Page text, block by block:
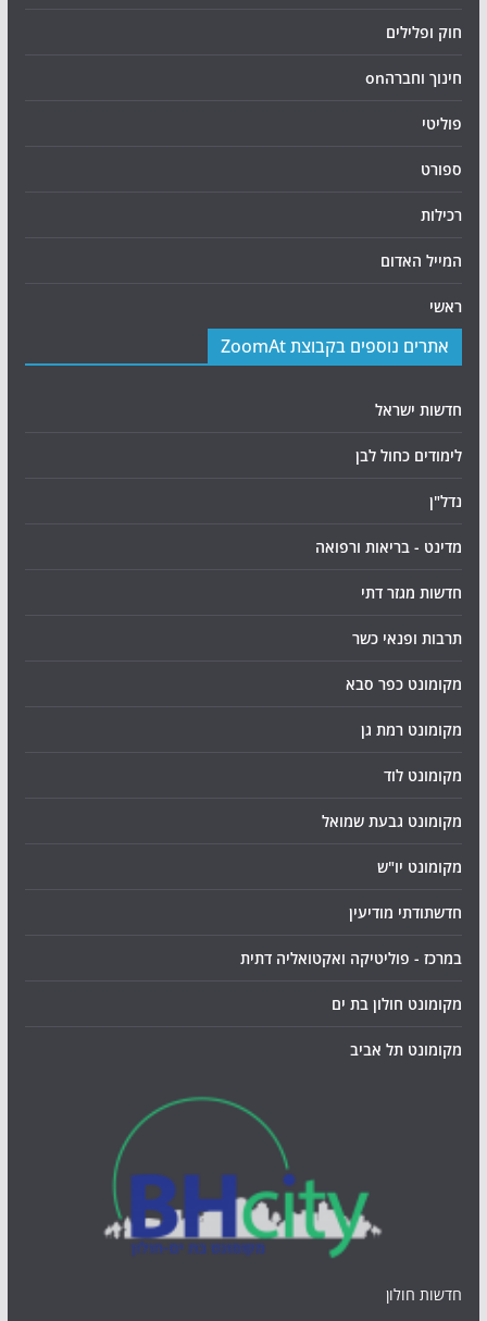
חוק ופלילים
חינוך וחברהon
פוליטי
ספורט
רכילות
המייל האדום
ראשי
אתרים נוספים בקבוצת ZoomAt
חדשות ישראל
לימודים כחול לבן
נדל"ן
מדינט - בריאות ורפואה
חדשות מגזר דתי
תרבות ופנאי כשר
מקומונט כפר סבא
מקומונט רמת גן
מקומונט לוד
מקומונט גבעת שמואל
מקומונט יו"ש
חדשתודתי מודיעין
במרכז - פוליטיקה ואקטואליה דתית
מקומונט חולון בת ים
מקומונט תל אביב
חדשות חולון